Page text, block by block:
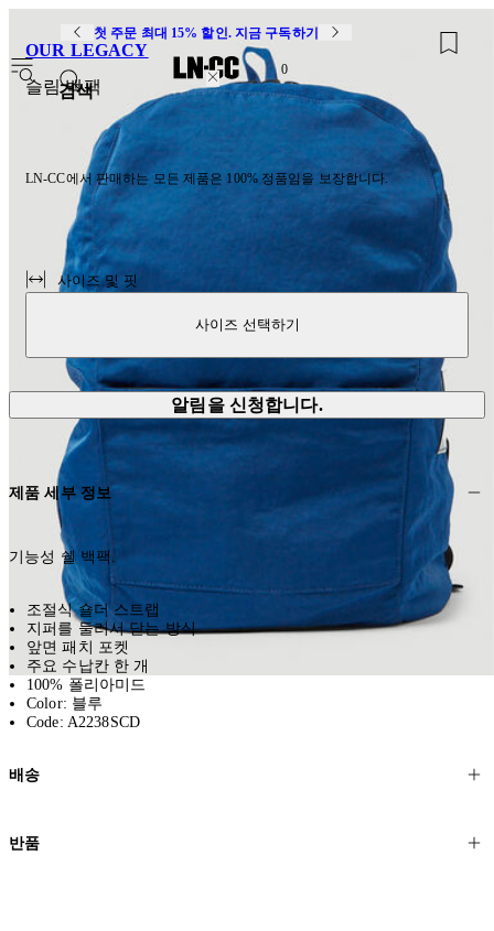
첫 주문 최대 15% 할인. 지금 구독하기
검색
0
OUR LEGACY
슬림 백팩
LN-CC에서 판매하는 모든 제품은 100% 정품임을 보장합니다.
사이즈 및 핏
사이즈 선택하기
알림을 신청합니다.
제품 세부 정보
기능성 쉘 백팩.
조절식 숄더 스트랩
지퍼를 둘러서 닫는 방식
앞면 패치 포켓
주요 수납칸 한 개
100% 폴리아미드
Color: 블루
Code: A2238SCD
배송
고객님의 위치에 따라 일반 배송과 익스프레스 배송을 제공합니다.
반품